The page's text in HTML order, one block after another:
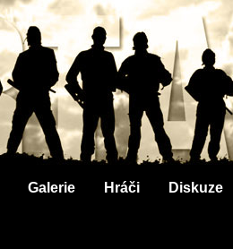
Galerie Hráči Diskuze